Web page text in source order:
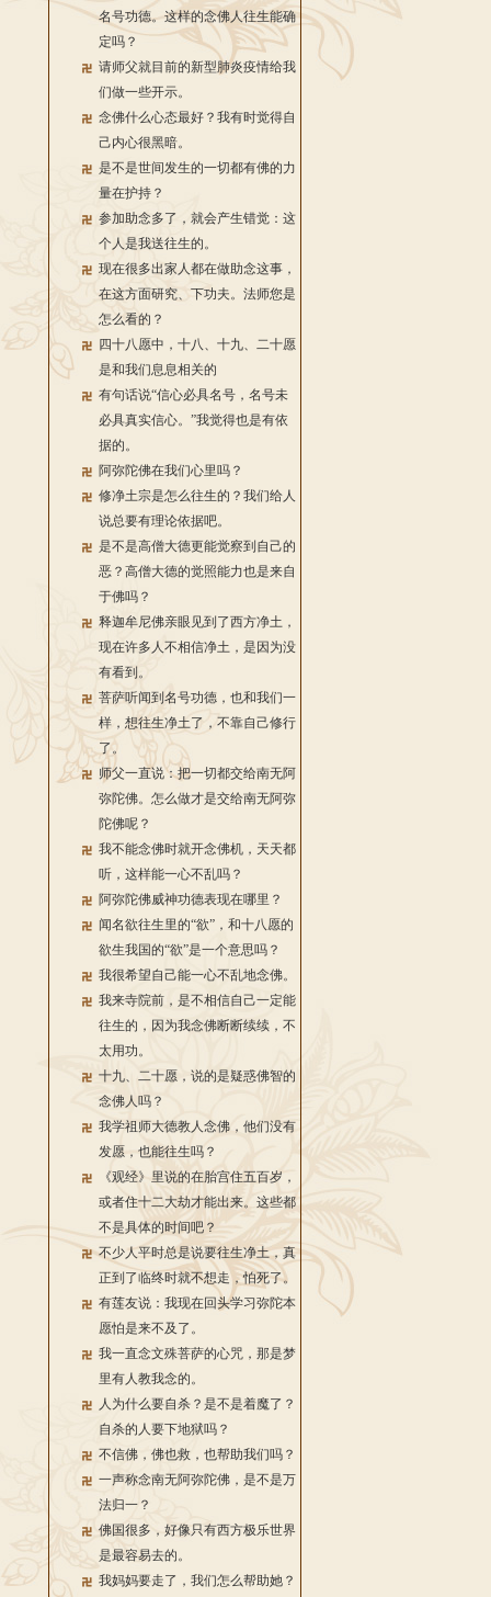
名号功德。这样的念佛人往生能确
定吗？
请师父就目前的新型肺炎疫情给我
们做一些开示。
念佛什么心态最好？我有时觉得自
己内心很黑暗。
是不是世间发生的一切都有佛的力
量在护持？
参加助念多了，就会产生错觉：这
个人是我送往生的。
现在很多出家人都在做助念这事，
在这方面研究、下功夫。法师您是
怎么看的？
四十八愿中，十八、十九、二十愿
是和我们息息相关的
有句话说“信心必具名号，名号未
必具真实信心。”我觉得也是有依
据的。
阿弥陀佛在我们心里吗？
修净土宗是怎么往生的？我们给人
说总要有理论依据吧。
是不是高僧大德更能觉察到自己的
恶？高僧大德的觉照能力也是来自
于佛吗？
释迦牟尼佛亲眼见到了西方净土，
现在许多人不相信净土，是因为没
有看到。
菩萨听闻到名号功德，也和我们一
样，想往生净土了，不靠自己修行
了。
师父一直说：把一切都交给南无阿
弥陀佛。怎么做才是交给南无阿弥
陀佛呢？
我不能念佛时就开念佛机，天天都
听，这样能一心不乱吗？
阿弥陀佛威神功德表现在哪里？
闻名欲往生里的“欲”，和十八愿的
欲生我国的“欲”是一个意思吗？
我很希望自己能一心不乱地念佛。
我来寺院前，是不相信自己一定能
往生的，因为我念佛断断续续，不
太用功。
十九、二十愿，说的是疑惑佛智的
念佛人吗？
我学祖师大德教人念佛，他们没有
发愿，也能往生吗？
《观经》里说的在胎宫住五百岁，
或者住十二大劫才能出来。这些都
不是具体的时间吧？
不少人平时总是说要往生净土，真
正到了临终时就不想走，怕死了。
有莲友说：我现在回头学习弥陀本
愿怕是来不及了。
我一直念文殊菩萨的心咒，那是梦
里有人教我念的。
人为什么要自杀？是不是着魔了？
自杀的人要下地狱吗？
不信佛，佛也救，也帮助我们吗？
一声称念南无阿弥陀佛，是不是万
法归一？
佛国很多，好像只有西方极乐世界
是最容易去的。
我妈妈要走了，我们怎么帮助她？